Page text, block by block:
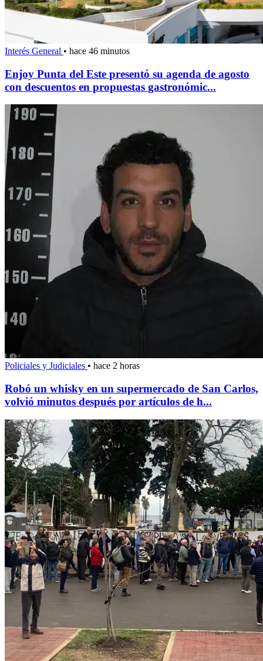
Interés General • hace 46 minutos
Enjoy Punta del Este presentó su agenda de agosto
con descuentos en propuestas gastronómic...
Policiales y Judiciales • hace 2 horas
Robó un whisky en un supermercado de San Carlos,
volvió minutos después por artículos de h...